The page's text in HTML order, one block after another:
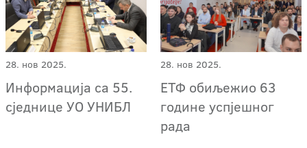
28. нов 2025.
Информација са 55.
сједнице УО УНИБЛ
28. нов 2025.
ЕТФ обиљежио 63
године успјешног
рада